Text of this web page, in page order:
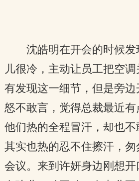
沈皓明在开会的时候
儿很冷，主动让员工把空
有发现这一细节，但是旁
怒不敢言，觉得总裁最近有
他们热的全程冒汗，却也不
其实也热的忍不住擦汗，
会议。来到许妍身边刚想